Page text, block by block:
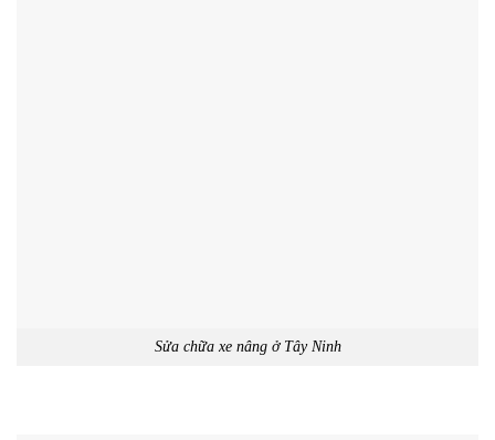
Sửa chữa xe nâng ở Tây Ninh